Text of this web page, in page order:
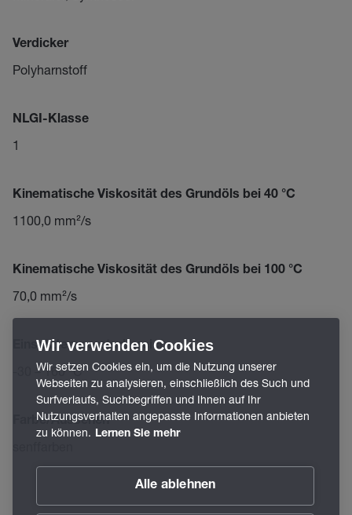
Verdicker
Polyharnstoff
NLGI-Klasse
1
Kinematische Viskosität des Grundöls bei 40 °C
1100,0 mm²/s
Kinematische Viskosität des Grundöls bei 100 °C
70,0 mm²/s
Einsatztemperaturbereich
-30 – 160 °C
Farbe/Aussehen
Wir verwenden Cookies
Wir setzen Cookies ein, um die Nutzung unserer
Webseiten zu analysieren, einschließlich des Such und
Surfverlaufs, Suchbegriffen und Ihnen auf Ihr
Nutzungsverhalten angepasste Informationen anbieten
zu können. Lernen Sie mehr
Alle ablehnen